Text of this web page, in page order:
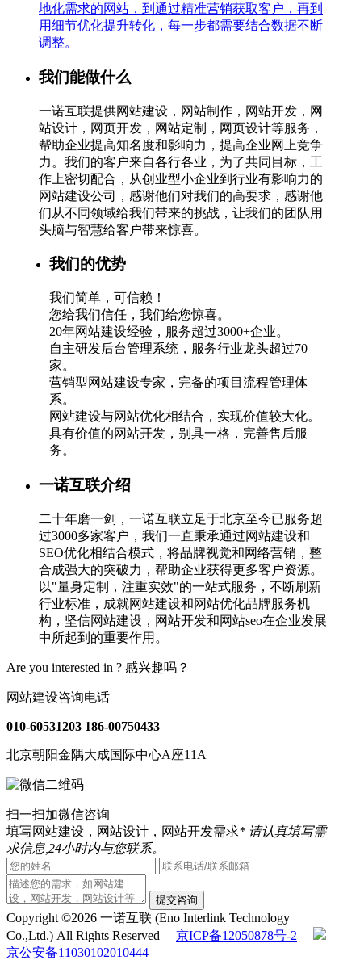
地化需求的网站，到通过精准营销获取客户，再到
用细节优化提升转化，每一步都需要结合数据不断
调整。
我们能做什么
一诺互联提供网站建设，网站制作，网站开发，网
站设计，网页开发，网站定制，网页设计等服务，
帮助企业提高知名度和影响力，提高企业网上竞争
力。我们的客户来自各行各业，为了共同目标，工
作上密切配合，从创业型小企业到行业有影响力的
网站建设公司，感谢他们对我们的高要求，感谢他
们从不同领域给我们带来的挑战，让我们的团队用
头脑与智慧给客户带来惊喜。
我们的优势
我们简单，可信赖！
您给我们信任，我们给您惊喜。
20年网站建设经验，服务超过3000+企业。
自主研发后台管理系统，服务行业龙头超过70
家。
营销型网站建设专家，完备的项目流程管理体
系。
网站建设与网站优化相结合，实现价值较大化。
具有价值的网站开发，别具一格，完善售后服
务。
一诺互联介绍
二十年磨一剑，一诺互联立足于北京至今已服务超
过3000多家客户，我们一直秉承通过网站建设和
SEO优化相结合模式，将品牌视觉和网络营销，整
合成强大的突破力，帮助企业获得更多客户资源。
以"量身定制，注重实效"的一站式服务，不断刷新
行业标准，成就网站建设和网站优化品牌服务机
构，坚信网站建设，网站开发和网站seo在企业发展
中所起到的重要作用。
Are you interested in ? 感兴趣吗？
网站建设咨询电话
010-60531203 186-00750433
北京朝阳金隅大成国际中心A座11A
扫一扫加微信咨询
填写网站建设，网站设计，网站开发需求* 请认真填写需
求信息,24小时内与您联系。
提交咨询
Copyright ©2026 一诺互联 (Eno Interlink Technology
Co.,Ltd.) All Rights Reserved 京ICP备12050878号-2
京公安备11030102010444